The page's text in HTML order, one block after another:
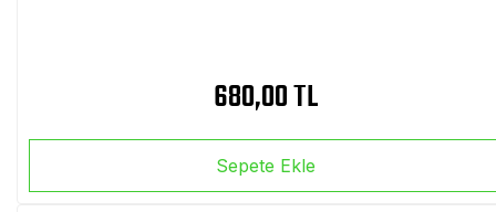
680,00 TL
Sepete Ekle